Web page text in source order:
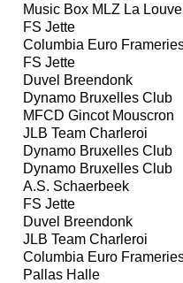
Music Box MLZ La Louve
FS Jette
Columbia Euro
FS Jette
Duvel Breendonk
Dynamo Bruxelles Club
MFCD Gincot Mouscron
JLB Team Charleroi
Dynamo Bruxelles Club
Dynamo Bruxelles Club
A.S. Schaerbeek
FS Jette
Duvel Breendonk
JLB Team Charleroi
Columbia Euro
Pallas Halle